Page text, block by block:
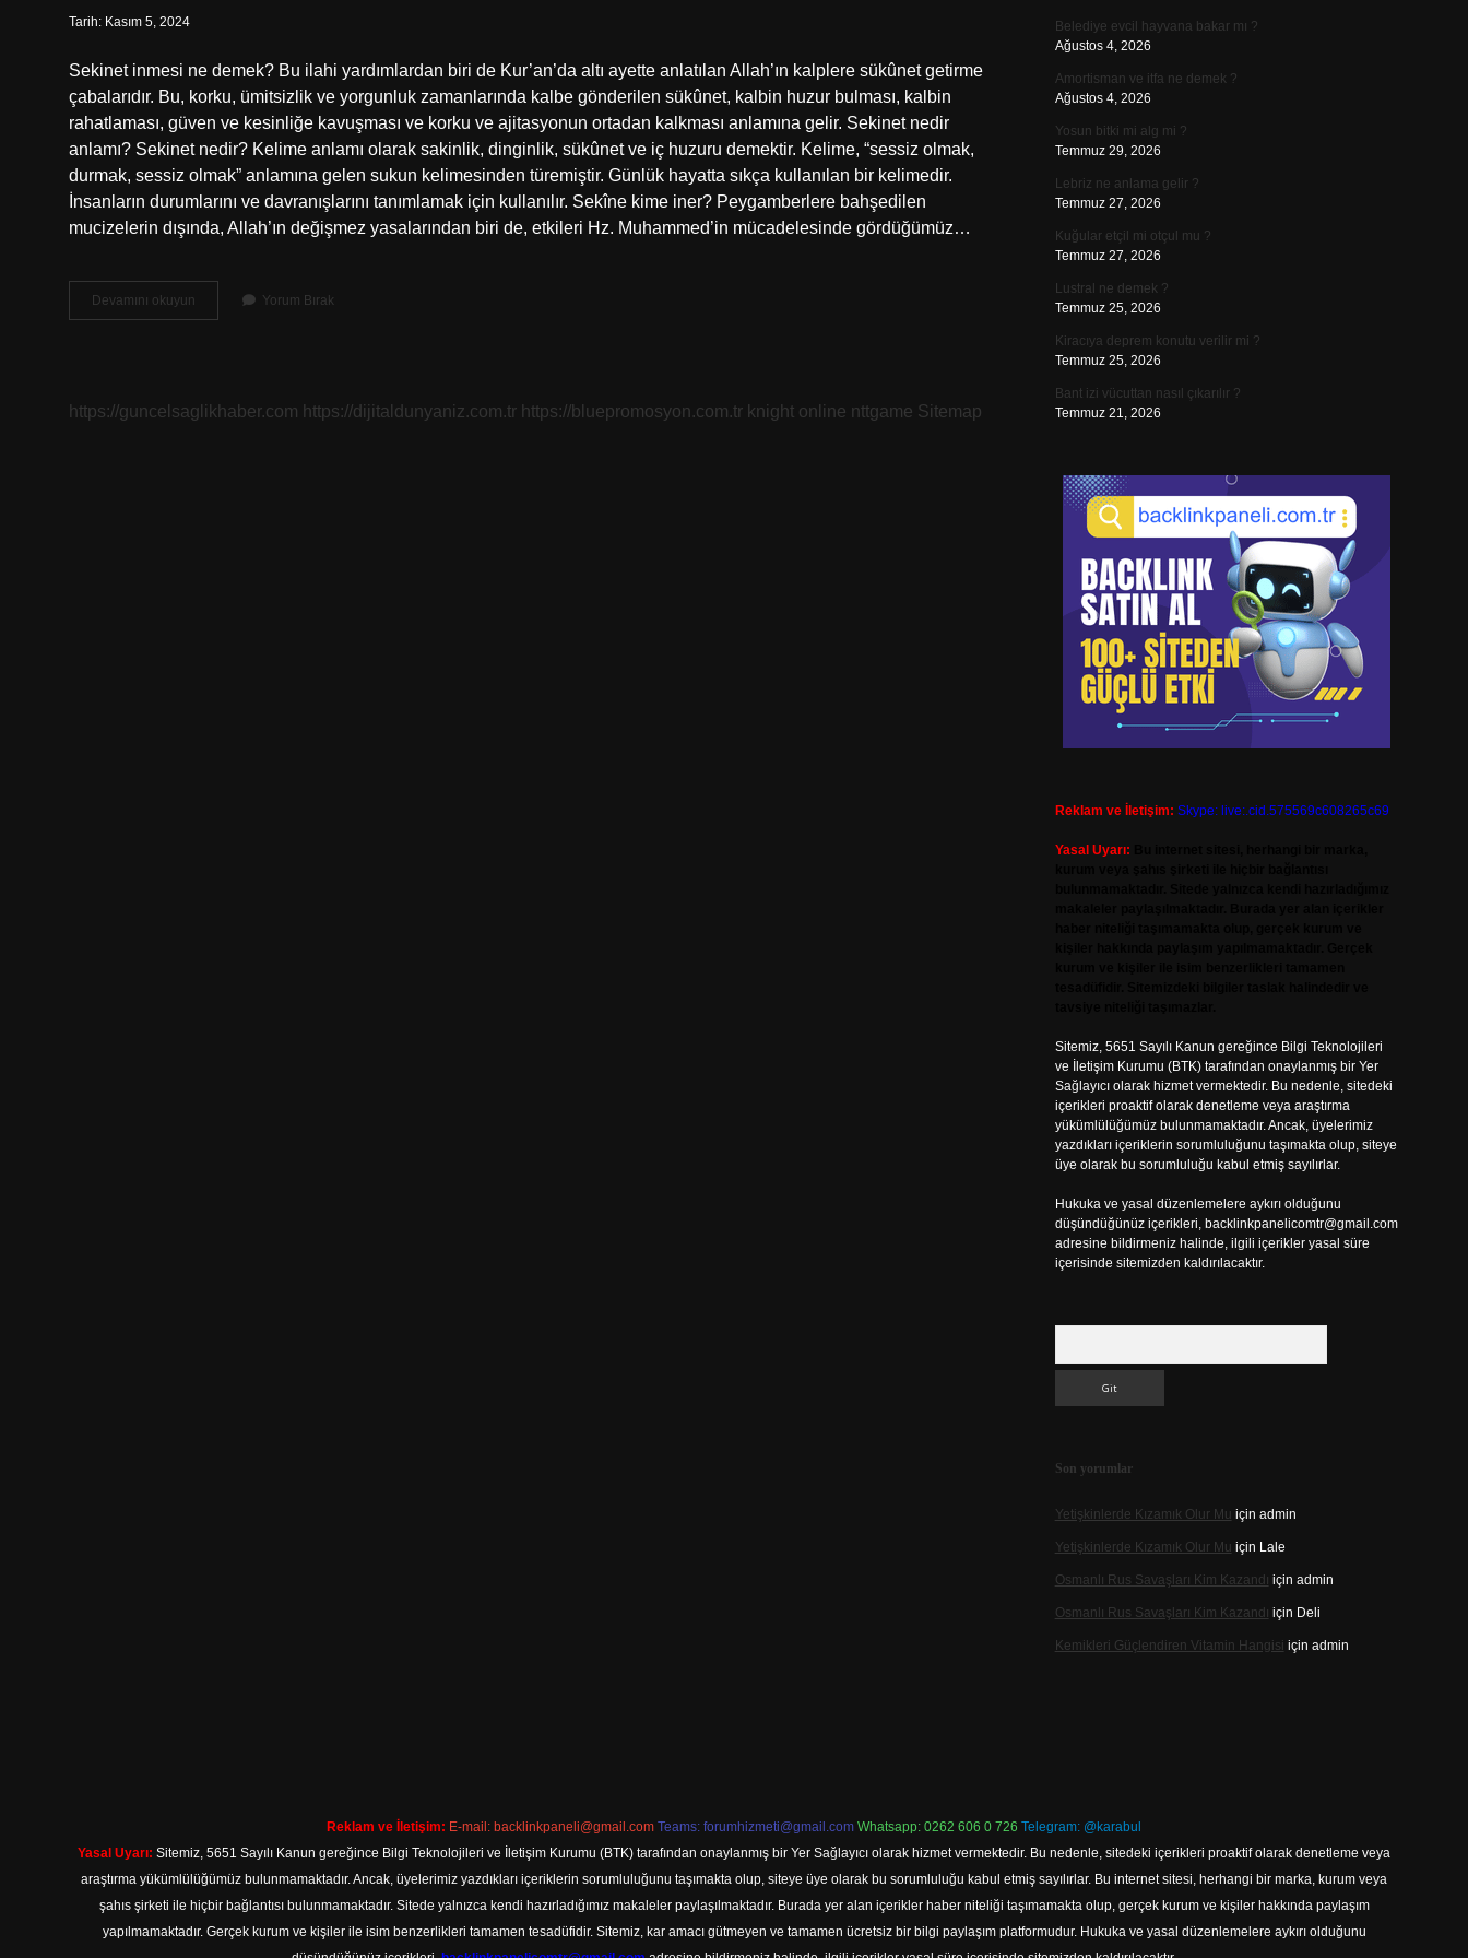
Tarih: Kasım 5, 2024
Sekinet inmesi ne demek? Bu ilahi yardımlardan biri de Kur’an’da altı ayette anlatılan Allah’ın kalplere sükûnet getirme
çabalarıdır. Bu, korku, ümitsizlik ve yorgunluk zamanlarında kalbe gönderilen sükûnet, kalbin huzur bulması, kalbin
rahatlaması, güven ve kesinliğe kavuşması ve korku ve ajitasyonun ortadan kalkması anlamına gelir. Sekinet nedir
anlamı? Sekinet nedir? Kelime anlamı olarak sakinlik, dinginlik, sükûnet ve iç huzuru demektir. Kelime, “sessiz olmak,
durmak, sessiz olmak” anlamına gelen sukun kelimesinden türemiştir. Günlük hayatta sıkça kullanılan bir kelimedir.
İnsanların durumlarını ve davranışlarını tanımlamak için kullanılır. Sekîne kime iner? Peygamberlere bahşedilen
mucizelerin dışında, Allah’ın değişmez yasalarından biri de, etkileri Hz. Muhammed’in mücadelesinde gördüğümüz…
Devamını okuyun
Inmek
Yorum Bırak
https://guncelsaglikhaber.com https://dijitaldunyaniz.com.tr https://bluepromosyon.com.tr knight online nttgame Sitemap
Belediye evcil hayvana bakar mı ?
Ağustos 4, 2026
Amortisman ve itfa ne demek ?
Ağustos 4, 2026
Yosun bitki mi alg mi ?
Temmuz 29, 2026
Lebriz ne anlama gelir ?
Temmuz 27, 2026
Kuğular etçil mi otçul mu ?
Temmuz 27, 2026
Lustral ne demek ?
Temmuz 25, 2026
Kiracıya deprem konutu verilir mi ?
Temmuz 25, 2026
Bant izi vücuttan nasıl çıkarılır ?
Temmuz 21, 2026
Reklam ve İletişim: Skype: live:.cid.575569c608265c69
Yasal Uyarı:
Sitemiz, 5651 Sayılı Kanun gereğince Bilgi Teknolojileri
ve İletişim Kurumu (BTK) tarafından onaylanmış bir Yer
Sağlayıcı olarak hizmet vermektedir. Bu nedenle, sitedeki
içerikleri proaktif olarak denetleme veya araştırma
yükümlülüğümüz bulunmamaktadır. Ancak, üyelerimiz
yazdıkları içeriklerin sorumluluğunu taşımakta olup, siteye
üye olarak bu sorumluluğu kabul etmiş sayılırlar.
Hukuka ve yasal düzenlemelere aykırı olduğunu
düşündüğünüz içerikleri, backlinkpanelicomtr@gmail.com
adresine bildirmeniz halinde, ilgili içerikler yasal süre
içerisinde sitemizden kaldırılacaktır.
Son yorumlar
Yetişkinlerde Kızamık Olur Mu için admin
Yetişkinlerde Kızamık Olur Mu için Lale
Osmanlı Rus Savaşları Kim Kazandı için admin
Osmanlı Rus Savaşları Kim Kazandı için Deli
Kemikleri Güçlendiren Vitamin Hangisi için admin
Reklam ve İletişim: E-mail: backlinkpaneli@gmail.com Teams: forumhizmeti@gmail.com Whatsapp: 0262 606 0 726 Telegram: @karabul
Yasal Uyarı: Sitemiz, 5651 Sayılı Kanun gereğince Bilgi Teknolojileri ve İletişim Kurumu (BTK) tarafından onaylanmış bir Yer Sağlayıcı olarak hizmet vermektedir. Bu nedenle, sitedeki içerikleri proaktif olarak denetleme veya
araştırma yükümlülüğümüz bulunmamaktadır. Ancak, üyelerimiz yazdıkları içeriklerin sorumluluğunu taşımakta olup, siteye üye olarak bu sorumluluğu kabul etmiş sayılırlar. Bu internet sitesi, herhangi bir marka, kurum veya
şahıs şirketi ile hiçbir bağlantısı bulunmamaktadır. Sitede yalnızca kendi hazırladığımız makaleler paylaşılmaktadır. Burada yer alan içerikler haber niteliği taşımamakta olup, gerçek kurum ve kişiler hakkında paylaşım
yapılmamaktadır. Gerçek kurum ve kişiler ile isim benzerlikleri tamamen tesadüfidir. Sitemiz, kar amacı gütmeyen ve tamamen ücretsiz bir bilgi paylaşım platformudur. Hukuka ve yasal düzenlemelere aykırı olduğunu